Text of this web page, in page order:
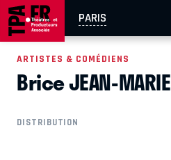
PARIS
AIX-MARSEILLE
EN TOURNÉE
ARTISTES & COMÉDIENS
Brice JEAN-MARIE
DISTRIBUTION